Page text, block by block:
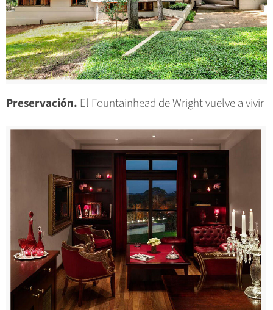
Preservación. El Fountainhead de Wright vuelve a vivir